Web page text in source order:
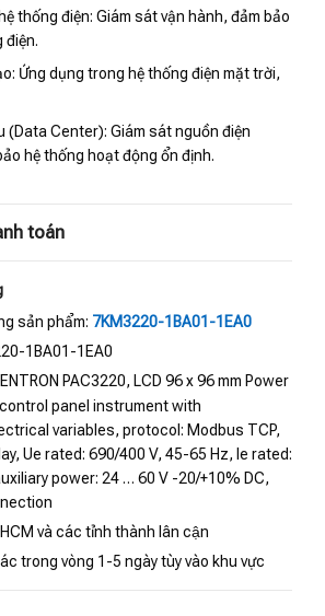
thống điện: Giám sát vận hành, đảm bảo
điện.
Ứng dụng trong hệ thống điện mặt trời,
(Data Center): Giám sát nguồn điện
hệ thống hoạt động ổn định.
toán
sản phẩm: 7KM3220-1BA01-1EA0
1BA01-1EA0
PAC3220, LCD 96 x 96 mm Power
panel instrument with
variables, protocol: Modbus TCP,
Ue rated: 690/400 V, 45-65 Hz, Ie rated:
power: 24 … 60 V -20/+10% DC,
và các tỉnh thành lân cận
trong vòng 1-5 ngày tùy vào khu vực